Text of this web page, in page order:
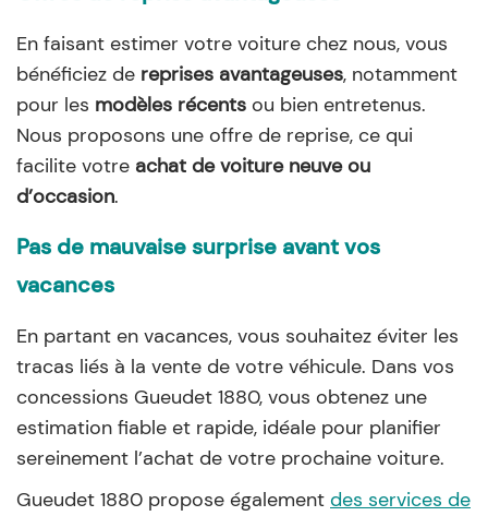
En faisant estimer votre voiture chez nous, vous
bénéficiez de reprises avantageuses, notamment
pour les modèles récents ou bien entretenus.
Nous proposons une offre de reprise, ce qui
facilite votre achat de voiture neuve ou
d’occasion.
Pas de mauvaise surprise avant vos
vacances
En partant en vacances, vous souhaitez éviter les
tracas liés à la vente de votre véhicule. Dans vos
concessions Gueudet 1880, vous obtenez une
estimation fiable et rapide, idéale pour planifier
sereinement l’achat de votre prochaine voiture.
Gueudet 1880 propose également des services de